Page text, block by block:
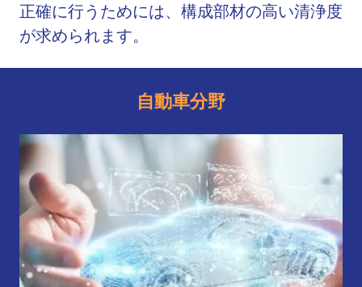
正確に行うためには、構成部材の高い清浄度
が求められます。
自動車分野